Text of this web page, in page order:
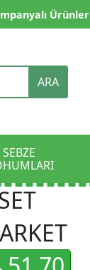
Ürünler
ARA
SEBZE